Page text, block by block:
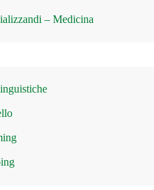
– Medicina